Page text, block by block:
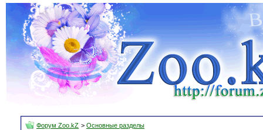
Форум Zoo.kZ > Основные разделы